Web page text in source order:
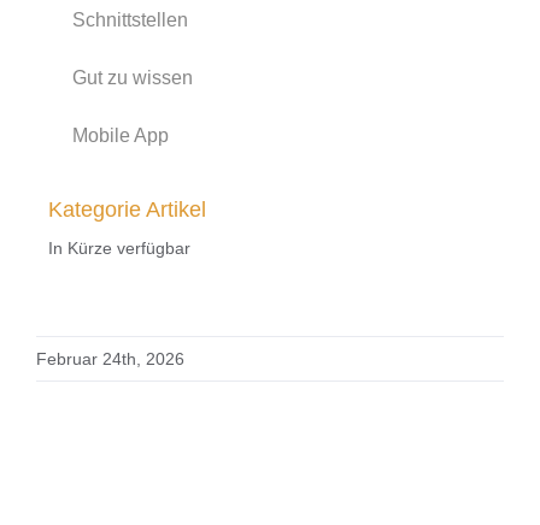
Schnittstellen
Gut zu wissen
Mobile App
Kategorie Artikel
In Kürze verfügbar
Februar 24th, 2026